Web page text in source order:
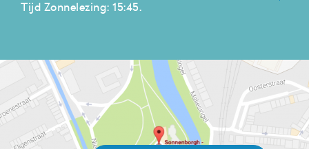
Tijd Zonnelezing: 15:45.